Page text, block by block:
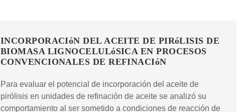
INCORPORACIóN DEL ACEITE DE PIRóLISIS DE
BIOMASA LIGNOCELULóSICA EN PROCESOS
CONVENCIONALES DE REFINACIóN
Para evaluar el potencial de incorporación del aceite de
pirólisis en unidades de refinación de aceite se analizó su
comportamiento al ser sometido a condiciones de reacción de